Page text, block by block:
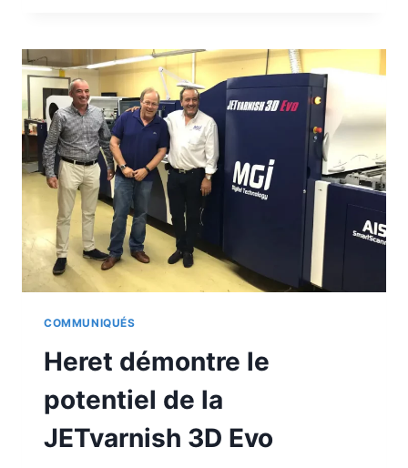
3D
EVO
COMMUNIQUÉS
Heret démontre le
potentiel de la
JETvarnish 3D Evo